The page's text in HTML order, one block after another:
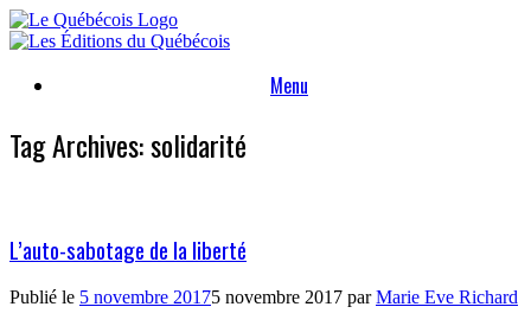
Skip
to
Menu
Tag Archives:solidarité
L’auto-sabotage de la liberté
Publié le 5 novembre 20175 novembre 2017 parMarie Eve Richard